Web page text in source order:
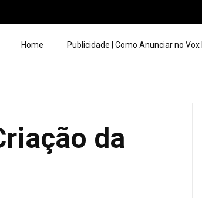
Home Publicidade | Como Anunciar no Vox
da